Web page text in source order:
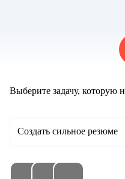
Выберите задачу, которую
Создать сильное резюме